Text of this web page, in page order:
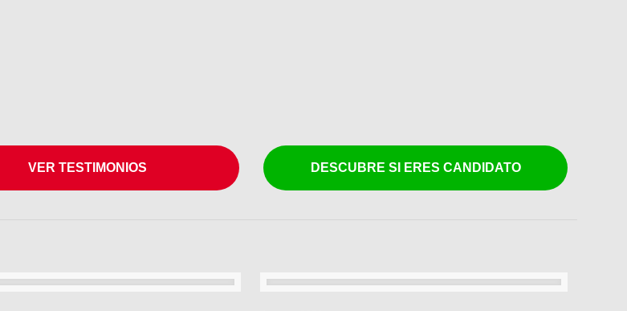
VER TESTIMONIOS DESCUBRE SI ERES CANDIDATO